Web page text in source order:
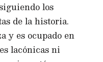
los
de la historia.
y es ocupado en
lacónicas ni